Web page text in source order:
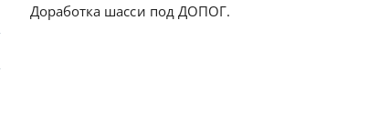
Доработка шасси под ДОПОГ.